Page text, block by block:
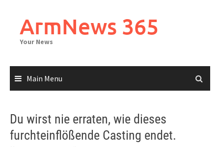
contentArmNews 365
Your News
Main Menu
Du wirst nie erraten, wie dieses
furchteinflößende Casting endet.